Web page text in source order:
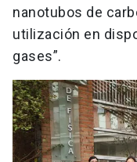
nanotubos de
utilización en
gases”.